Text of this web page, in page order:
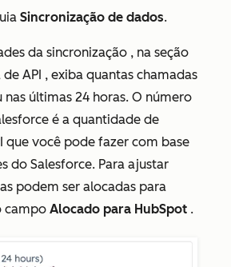
Sincronização de dados.
da sincronização , na seção
API , exiba quantas chamadas
nas últimas 24 horas. O número
é a quantidade de
que você pode fazer com base
do Salesforce. Para ajustar
podem ser alocadas para
campo Alocado para HubSpot .